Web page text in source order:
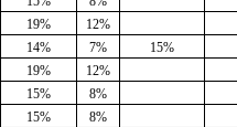
19%
12%
14% 7%
15%
19%
12%
15%
8%
15% 8%